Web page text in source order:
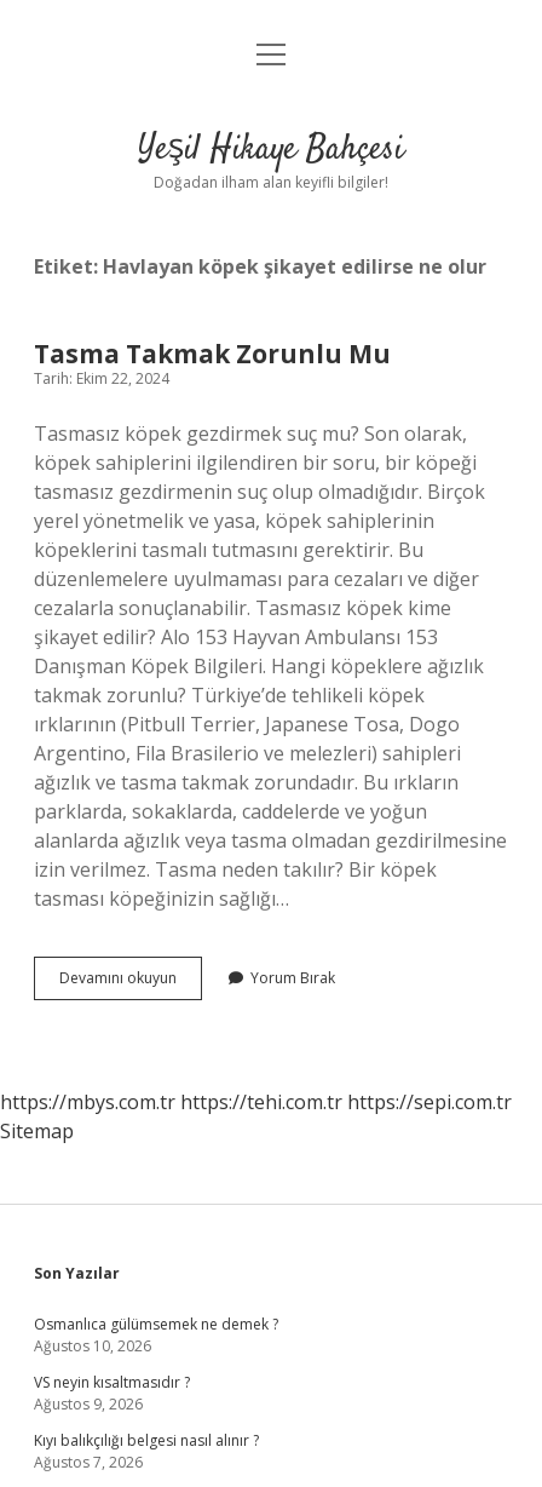
Anasayfa
Yasal Uyarı
menüyü
Yeşil Hikaye Bahçesi
Doğadan ilham alan keyifli bilgiler!
Etiket: Havlayan köpek şikayet edilirse ne olur
Tasma Takmak Zorunlu Mu
Tarih: Ekim 22, 2024
Tasmasız köpek gezdirmek suç mu? Son olarak,
köpek sahiplerini ilgilendiren bir soru, bir köpeği
tasmasız gezdirmenin suç olup olmadığıdır. Birçok
yerel yönetmelik ve yasa, köpek sahiplerinin
köpeklerini tasmalı tutmasını gerektirir. Bu
düzenlemelere uyulmaması para cezaları ve diğer
cezalarla sonuçlanabilir. Tasmasız köpek kime
şikayet edilir? Alo 153 Hayvan Ambulansı 153
Danışman Köpek Bilgileri. Hangi köpeklere ağızlık
takmak zorunlu? Türkiye’de tehlikeli köpek
ırklarının (Pitbull Terrier, Japanese Tosa, Dogo
Argentino, Fila Brasilerio ve melezleri) sahipleri
ağızlık ve tasma takmak zorundadır. Bu ırkların
parklarda, sokaklarda, caddelerde ve yoğun
alanlarda ağızlık veya tasma olmadan gezdirilmesine
izin verilmez. Tasma neden takılır? Bir köpek
tasması köpeğinizin sağlığı…
Devamını okuyun
Takmak
Yorum Bırak
https://mbys.com.tr https://tehi.com.tr https://sepi.com.tr
Sitemap
Sidebar
Son Yazılar
Osmanlıca gülümsemek ne demek ?
Ağustos 10, 2026
VS neyin kısaltmasıdır ?
Ağustos 9, 2026
Kıyı balıkçılığı belgesi nasıl alınır ?
Ağustos 7, 2026